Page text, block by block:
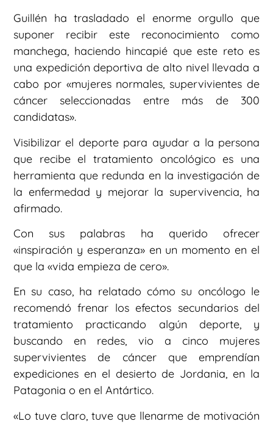
Guillén ha trasladado el enorme orgullo que
suponer recibir este reconocimiento como
manchega, haciendo hincapié que este reto es
una expedición deportiva de alto nivel llevada a
cabo por «mujeres normales, supervivientes de
cáncer seleccionadas entre más de 300
candidatas».
Visibilizar el deporte para ayudar a la persona
que recibe el tratamiento oncológico es una
herramienta que redunda en la investigación de
la enfermedad y mejorar la supervivencia, ha
afirmado.
Con sus palabras ha querido ofrecer
«inspiración y esperanza» en un momento en el
que la «vida empieza de cero».
En su caso, ha relatado cómo su oncólogo le
recomendó frenar los efectos secundarios del
tratamiento practicando algún deporte, y
buscando en redes, vio a cinco mujeres
supervivientes de cáncer que emprendían
expediciones en el desierto de Jordania, en la
Patagonia o en el Antártico.
«Lo tuve claro, tuve que llenarme de motivación